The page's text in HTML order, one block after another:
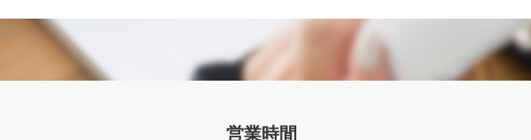
営業時間